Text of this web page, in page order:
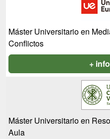
Máster Universitario en
Conflictos
+
Máster Universitario en
Aula